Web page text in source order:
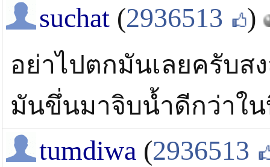
suchat (2936513 )
อย่าไปตกมันเลยครับส
มันขึ่นมาจิบน้ำดีกว่าใ
tumdiwa (2936513